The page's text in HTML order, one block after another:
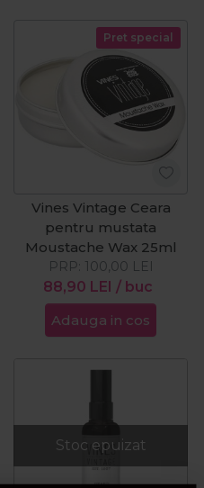
Pret special
Vines Vintage Ceara
pentru mustata
Moustache Wax 25ml
88,90 LEI / buc
PRP: 100,00 LEI
Adauga in cos
Stoc epuizat